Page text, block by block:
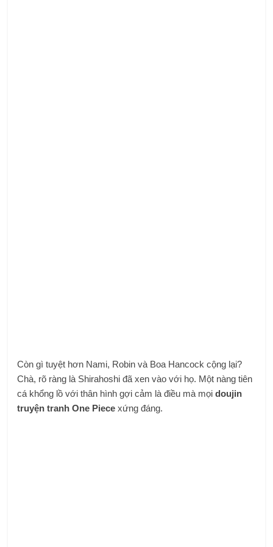
Còn gì tuyệt hơn Nami, Robin và Boa Hancock cộng lại?
Chà, rõ ràng là Shirahoshi đã xen vào với họ. Một nàng tiên
cá khổng lồ với thân hình gợi cảm là điều mà mọidoujin
truyện tranh One Piece xứng đáng.